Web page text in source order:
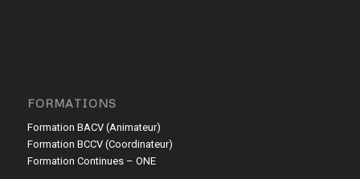
FORMATIONS
Formation BACV (Animateur)
Formation BCCV (Coordinateur)
Formation Continues – ONE